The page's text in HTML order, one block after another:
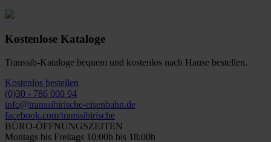
Kostenlose Kataloge
Transsib-Kataloge bequem und kostenlos nach Hause bestellen.
Kostenlos bestellen
(0)30 - 786 000 94
info@transsibirische-eisenbahn.de
facebook.com/transsibirische
BÜRO-ÖFFNUNGSZEITEN
Montags bis Freitags 10:00h bis 18:00h